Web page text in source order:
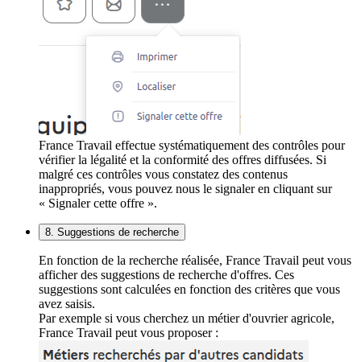
France Travail effectue systématiquement des contrôles pour
vérifier la légalité et la conformité des offres diffusées. Si
malgré ces contrôles vous constatez des contenus
inappropriés, vous pouvez nous le signaler en cliquant sur
« Signaler cette offre ».
8. Suggestions de recherche
En fonction de la recherche réalisée, France Travail peut vous
afficher des suggestions de recherche d'offres. Ces
suggestions sont calculées en fonction des critères que vous
avez saisis.
Par exemple si vous cherchez un métier d'ouvrier agricole,
France Travail peut vous proposer :